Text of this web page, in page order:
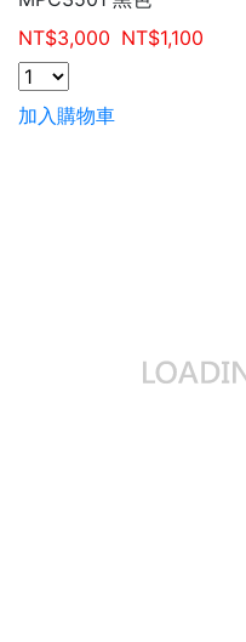
NT$3,000 NT$1,100
加入購物車